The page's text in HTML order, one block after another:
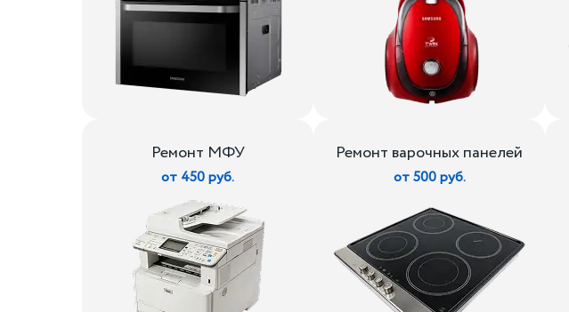
Ремонт МФУ
от 450 руб.
Ремонт варочных панелей
от 500 руб.